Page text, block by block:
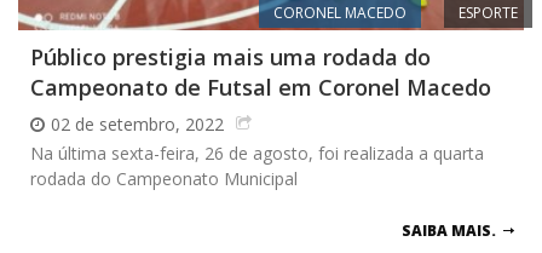
CORONEL MACEDO ESPORTE
Público prestigia mais uma rodada do
Campeonato de Futsal em Coronel Macedo
02 de setembro, 2022
Na última sexta-feira, 26 de agosto, foi realizada a quarta
rodada do Campeonato Municipal
SAIBA MAIS.